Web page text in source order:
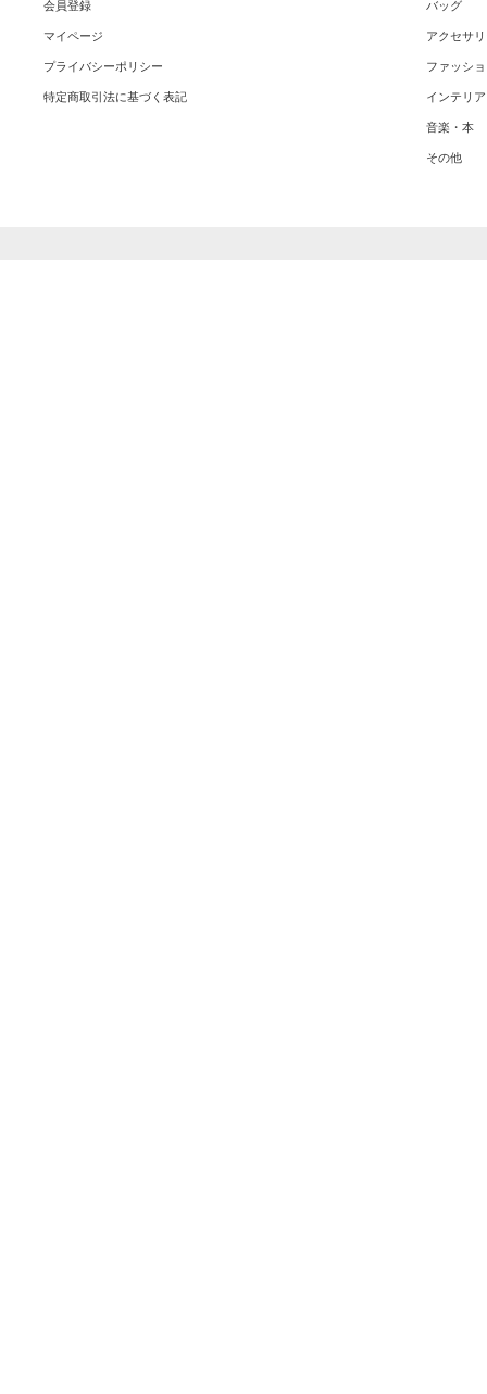
会員登録
マイページ
プライバシーポリシー
特定商取引法に基づく表記
バッグ
アクセサ
ファッシ
インテリア
音楽・本
その他